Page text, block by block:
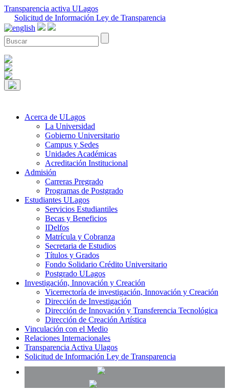
Transparencia activa ULagos
Solicitud de Información Ley de Transparencia
Acerca de ULagos
La Universidad
Gobierno Universitario
Campus y Sedes
Unidades Académicas
Acreditación Institucional
Admisión
Carreras Pregrado
Programas de Postgrado
Estudiantes ULagos
Servicios Estudiantiles
Becas y Beneficios
IDelfos
Matrícula y Cobranza
Secretaria de Estudios
Títulos y Grados
Fondo Solidario Crédito Universitario
Postgrado ULagos
Investigación, Innovación y Creación
Vicerrectoría de investigación, Innovación y Creación
Dirección de Investigación
Dirección de Innovación y Transferencia Tecnológica
Dirección de Creación Artística
Vinculación con el Medio
Relaciones Internacionales
Transparencia Activa Ulagos
Solicitud de Información Ley de Transparencia